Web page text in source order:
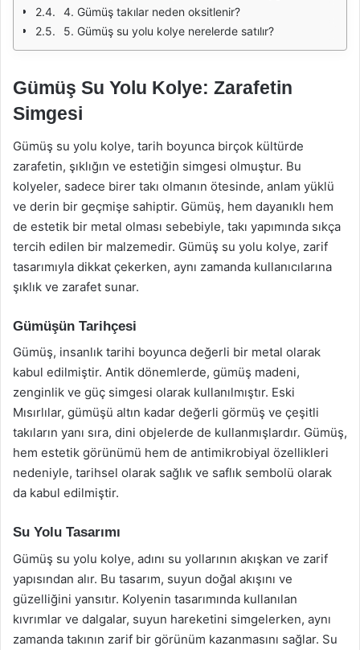
4. Gümüş takılar neden oksitlenir?
5. Gümüş su yolu kolye nerelerde satılır?
Gümüş Su Yolu Kolye: Zarafetin
Simgesi
Gümüş su yolu kolye, tarih boyunca birçok kültürde
zarafetin, şıklığın ve estetiğin simgesi olmuştur. Bu
kolyeler, sadece birer takı olmanın ötesinde, anlam yüklü
ve derin bir geçmişe sahiptir. Gümüş, hem dayanıklı hem
de estetik bir metal olması sebebiyle, takı yapımında sıkça
tercih edilen bir malzemedir. Gümüş su yolu kolye, zarif
tasarımıyla dikkat çekerken, aynı zamanda kullanıcılarına
şıklık ve zarafet sunar.
Gümüşün Tarihçesi
Gümüş, insanlık tarihi boyunca değerli bir metal olarak
kabul edilmiştir. Antik dönemlerde, gümüş madeni,
zenginlik ve güç simgesi olarak kullanılmıştır. Eski
Mısırlılar, gümüşü altın kadar değerli görmüş ve çeşitli
takıların yanı sıra, dini objelerde de kullanmışlardır. Gümüş,
hem estetik görünümü hem de antimikrobiyal özellikleri
nedeniyle, tarihsel olarak sağlık ve saflık sembolü olarak
da kabul edilmiştir.
Su Yolu Tasarımı
Gümüş su yolu kolye, adını su yollarının akışkan ve zarif
yapısından alır. Bu tasarım, suyun doğal akışını ve
güzelliğini yansıtır. Kolyenin tasarımında kullanılan
kıvrımlar ve dalgalar, suyun hareketini simgelerken, aynı
zamanda takının zarif bir görünüm kazanmasını sağlar. Su